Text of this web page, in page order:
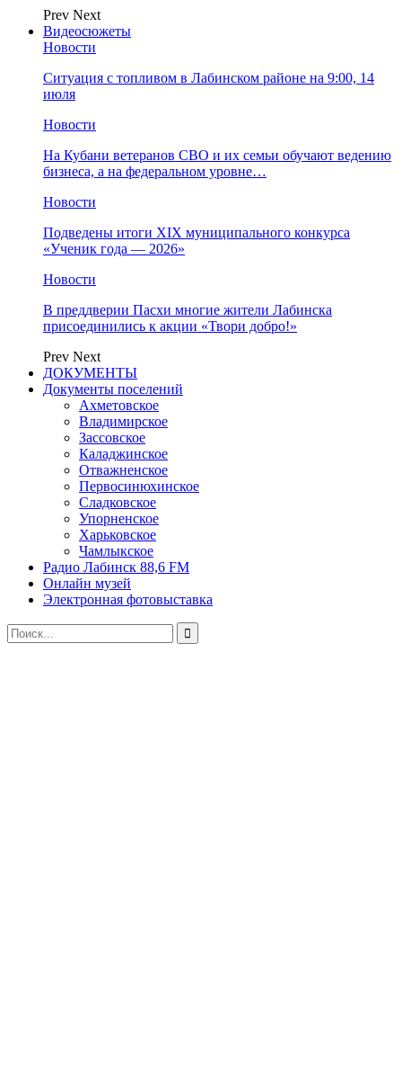
Prev Next
Видеосюжеты
Новости
Ситуация с топливом в Лабинском районе на 9:00, 14
июля
Новости
На Кубани ветеранов СВО и их семьи обучают ведению
бизнеса, а на федеральном уровне…
Новости
Подведены итоги XIX муниципального конкурса
«Ученик года — 2026»
Новости
В преддверии Пасхи многие жители Лабинска
присоединились к акции «Твори добро!»
Prev Next
ДОКУМЕНТЫ
Документы поселений
Ахметовское
Владимирское
Зассовское
Каладжинское
Отважненское
Первосинюхинское
Сладковское
Упорненское
Харьковское
Чамлыкское
Радио Лабинск 88,6 FM
Онлайн музей
Электронная фотовыставка